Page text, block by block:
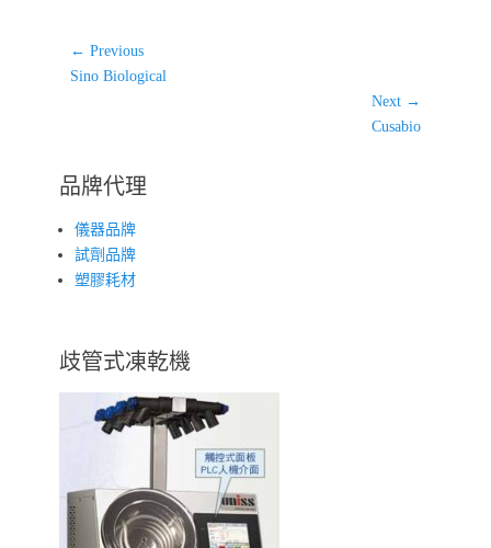
文
章
← Previous
Previous
Sino Biological
Next →
Cusabio
品牌代理
儀器品牌
試劑品牌
塑膠耗材
歧管式凍乾機